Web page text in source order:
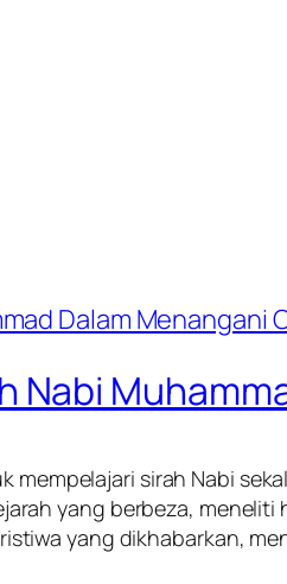
mempelajari sirah Nabi
yang berbeza,
yang dikhabarkan,